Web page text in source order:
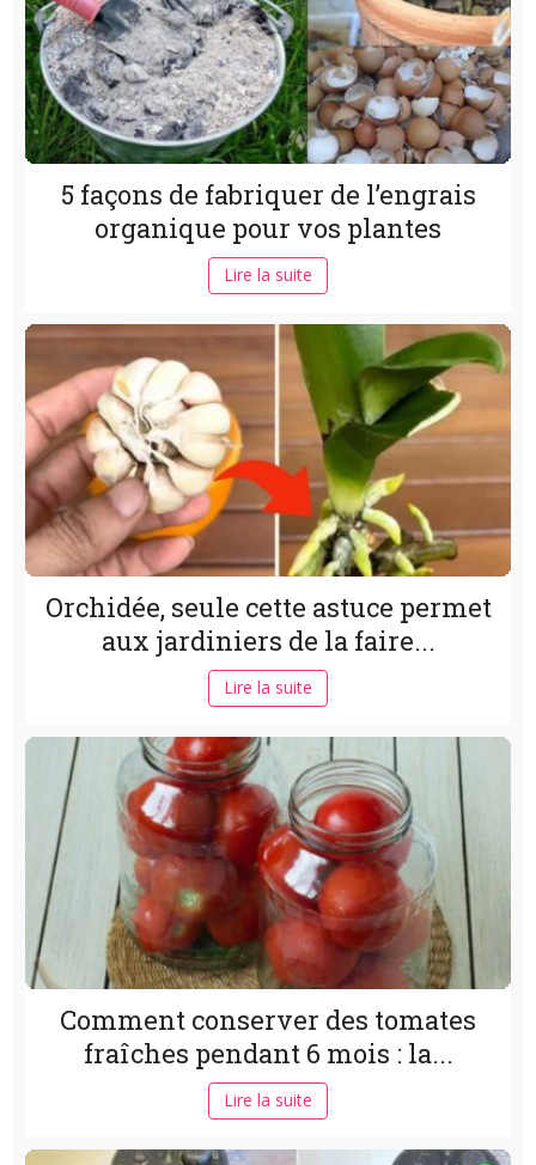
5 façons de fabriquer de l’engrais
organique pour vos plantes
Lire la suite
Orchidée, seule cette astuce permet
aux jardiniers de la faire...
Lire la suite
Comment conserver des tomates
fraîches pendant 6 mois : la...
Lire la suite